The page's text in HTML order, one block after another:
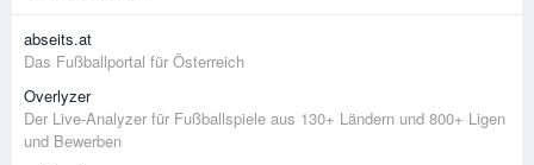
abseits.at
Das Fußballportal für Österreich
Overlyzer
Der Live-Analyzer für Fußballspiele aus 130+ Ländern und 800+ Ligen
und Bewerben